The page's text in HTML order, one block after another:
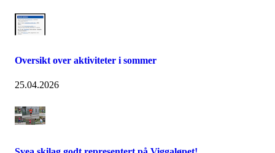
Oversikt over aktiviteter i sommer
25.04.2026